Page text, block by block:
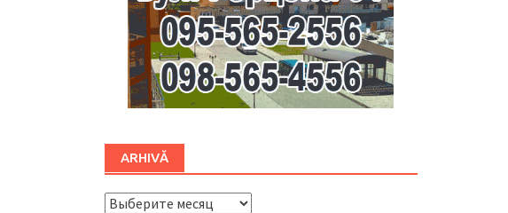
ARHIVĂ
ARHIVĂ